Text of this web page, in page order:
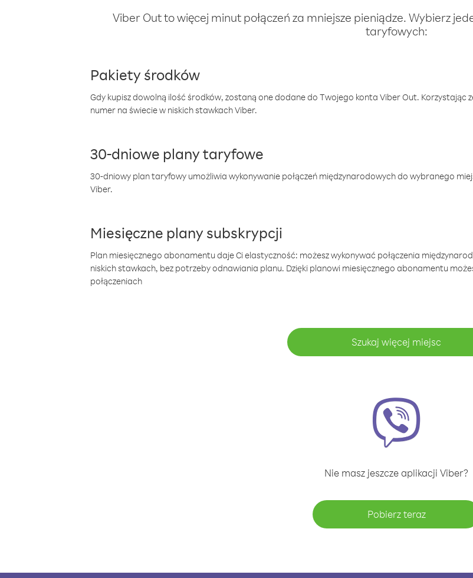
Viber Out to więcej minut połączeń za mniejsze pieniądze. Wybierz
taryfowych:
Pakiety środków
Gdy kupisz dowolną ilość środków, zostaną one dodane do Twojego konta Viber Out. Korzystając
numer na świecie w niskich stawkach Viber.
30-dniowe plany taryfowe
30-dniowy plan taryfowy umożliwia wykonywanie połączeń międzynarodowych do wybranego
Viber.
Miesięczne plany subskrypcji
Plan miesięcznego abonamentu daje Ci elastyczność: możesz wykonywać połączenia
niskich stawkach, bez potrzeby odnawiania planu. Dzięki planowi miesięcznego abonamentu
połączeniach
Szukaj więcej miejsc
Nie masz jeszcze aplikacji Viber?
Pobierz teraz